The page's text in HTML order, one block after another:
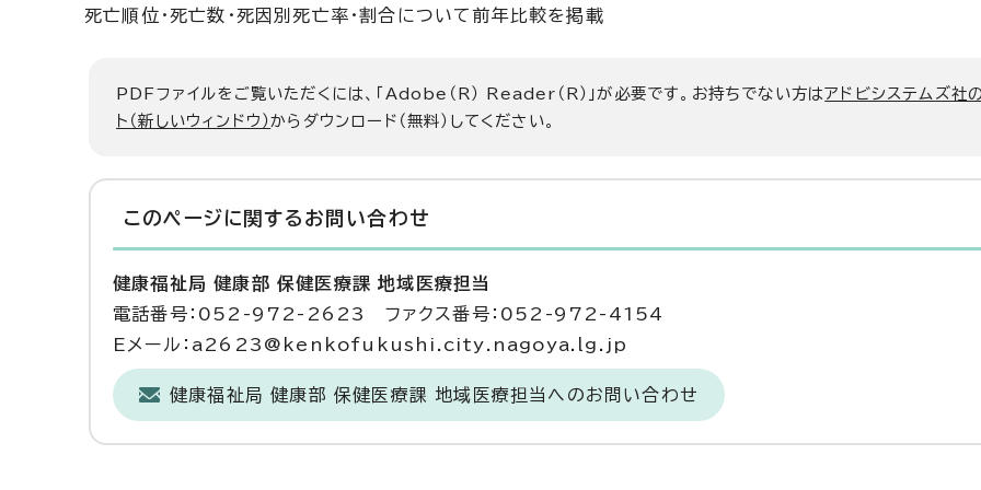
死亡順位・死亡数・死因別死亡率・割合について前年比較を掲載
PDFファイルをご覧いただくには、「Adobe（R） Reader（R）」が必要です。お持ちでない方はアドビシステムズ社
ト（新しいウィンドウ）からダウンロード（無料）してください。
このページに関する お問い合わせ
健康福祉局 健康部 保健医療課 地域医療担当
電話番号：052-972-2623 ファクス番号：052-972-4154
Eメール：a2623@kenkofukushi.city.nagoya.lg.jp
健康福祉局 健康部 保健医療課 地域医療担当へのお問い合わせ